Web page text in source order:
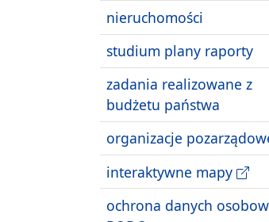
nieruchomości
studium plany raporty
zadania realizowane z
budżetu państwa
organizacje
interaktywne mapy
ochrona danych